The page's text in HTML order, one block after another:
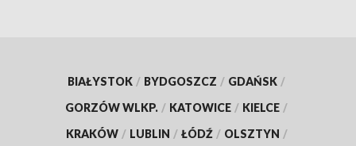
BIAŁYSTOK / BYDGOSZCZ / GDAŃSK /
GORZÓW WLKP. / KATOWICE / KIELCE /
KRAKÓW / LUBLIN / ŁÓDŹ / OLSZTYN /